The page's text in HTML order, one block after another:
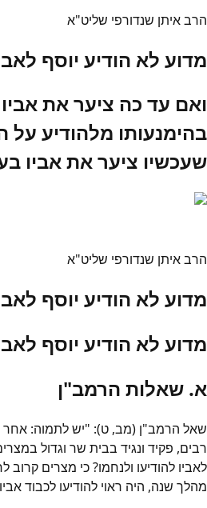
הרב איתן שנדורפי שליט"א
מדוע לא הודיע יוסף
ואם עד כה ציער את
בהימנעותו מלהודיע על
שעכשיו ציער את אביו
הרב איתן שנדורפי שליט"א
מדוע לא הודיע יוסף
מדוע לא הודיע יוסף
א. שאלות הרמב"ן
שאל הרמב"ן (מב, ט): "יש לתמוה: אחר
רבים, פקיד ונגיד בבית שר וגדול
לאביו להודיעו ולנחמו? כי מצרים קרוב
מהלך שנה, היה ראוי להודיעו לכבוד